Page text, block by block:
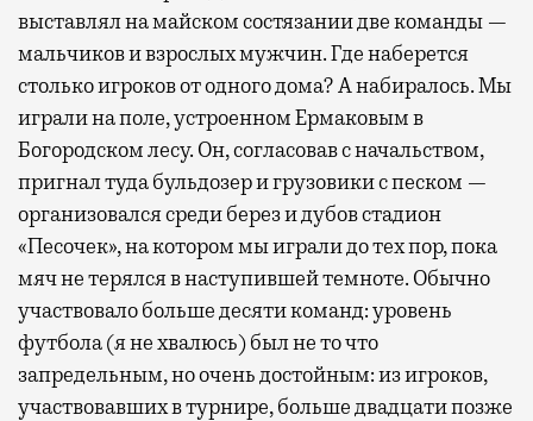
выставлял на майском состязании две команды —
мальчиков и взрослых мужчин. Где наберется
столько игроков от одного дома? А набиралось. Мы
играли на поле, устроенном Ермаковым в
Богородском лесу. Он, согласовав с начальством,
пригнал туда бульдозер и грузовики с песком —
организовался среди берез и дубов стадион
«Песочек», на котором мы играли до тех пор, пока
мяч не терялся в наступившей темноте. Обычно
участвовало больше десяти команд: уровень
футбола (я не хвалюсь) был не то что
запредельным, но очень достойным: из игроков,
участвовавших в турнире, больше двадцати позже